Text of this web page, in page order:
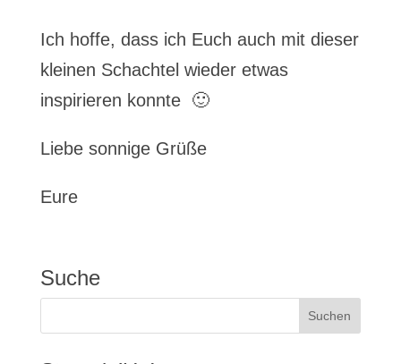
Ich hoffe, dass ich Euch auch mit dieser
kleinen Schachtel wieder etwas
inspirieren konnte 🙂
Liebe sonnige Grüße
Eure
Suche